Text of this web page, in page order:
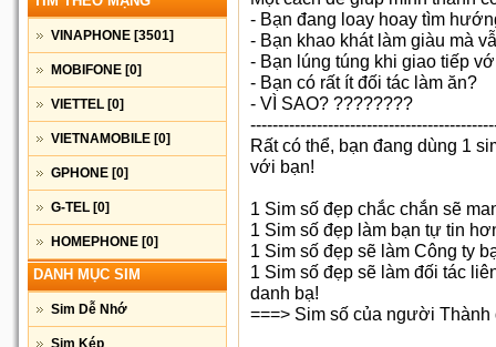
VINAPHONE [3501]
MOBIFONE [0]
VIETTEL [0]
VIETNAMOBILE [0]
GPHONE [0]
G-TEL [0]
HOMEPHONE [0]
DANH MỤC SIM
Sim Dễ Nhớ
Sim Kép
- Bạn đang loay hoay tìm
- Bạn khao khát làm giàu mà
- Bạn lúng túng khi giao tiếp
- Bạn có rất ít đối tác làm ăn?
- VÌ SAO? ????????
Rất có thể, bạn đang dùng 1
với bạn!
1 Sim số đẹp chắc chắn sẽ
1 Sim số đẹp làm bạn tự tin
1 Sim số đẹp sẽ làm Công ty
1 Sim số đẹp sẽ làm đối tác
danh bạ!
===> Sim số của người